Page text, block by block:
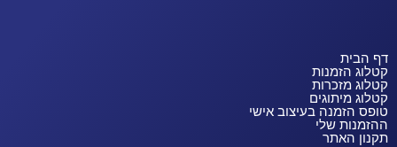
דף הבית
קטלוג הזמנות
קטלוג מזכרות
קטלוג מיתוגים
טופס הזמנה בעיצוב אישי
ההזמנות שלי
תקנון האתר